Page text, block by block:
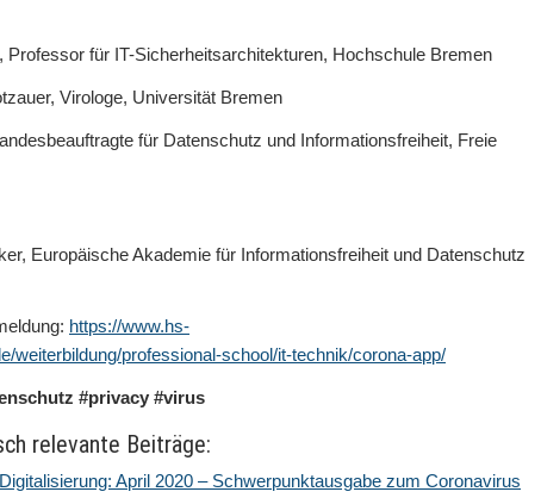
Professor für IT-Sicherheitsarchitekturen, Hochschule Bremen
Virologe, Universität Bremen
für Datenschutz und Informationsfreiheit, Freie
Europäische Akademie für Informationsfreiheit und Datenschutz
https://www.hs-
weiterbildung/professional-school/it-technik/corona-app/
#privacy #virus
relevante Beiträge:
April 2020 – Schwerpunktausgabe zum Coronavirus